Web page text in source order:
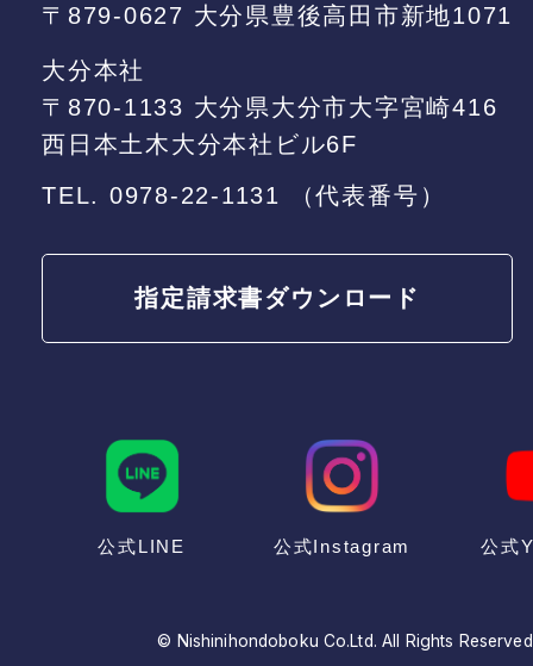
〒879-0627 大分県豊後高田市新地1071
大分本社
〒870-1133 大分県大分市大字宮崎416
西日本土木大分本社ビル6F
TEL. 0978-22-1131 （代表番号）
指定請求書ダウンロード
公式LINE 公式Instagram 公式
© Nishinihondoboku Co.Ltd. All Rights Reserved